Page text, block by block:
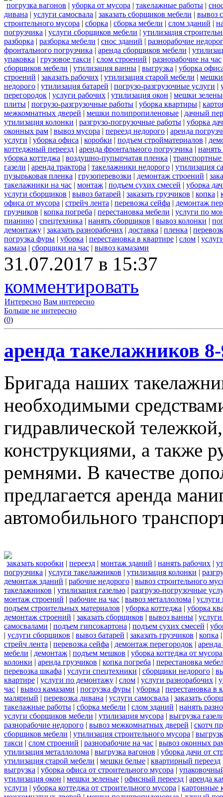
погрузка вагонов | уборка от мусора | такелажные работы |
дивана | услуги самосвала | заказать сборщиков мебели | вывоз
строительного мусора | сборка | сборка мебели | слом зданий |
погрузчика | услуги сборщиков мебели | утилизация
разборка | разборка мебели | снос зданий | разнорабочие
фронтального погрузчика | аренда сборщиков мебели |
упаковка | грузовое такси | слом строений | разнорабочие на час
сборщиков мебели | утилизация ванны | выгрузка | уборка
строений | заказать рабочих | утилизация старой мебели |
недорого | утилизация батарей | погрузо-разгрузочные услуги |
перегородок | услуги рабочих | утилизация окон | мешки
плиты | погрузо-разгрузочные работы | уборка квартиры |
межкомнатных дверей | мешки полипропиленовые | дачный
утилизация колонки | разгрузо-погрузочные работы | уборка
оконных рам | вывоз мусора | переезд недорого | аренда
услуги | уборка офиса | коробки | подъем стройматериалов |
коттеджный переезд | аренда фронтального погрузчика |
уборка коттеджа | воздушно-пупырчатая пленка | транспортные
газели | аренда трактора | такелажники недорого | утилизация
пузырьковая пленка | грузоперевозки | демонтаж строений |
такелажники на час | монтаж | подъем сухих смесей | уборка
услуги сборщиков | вывоз батарей | заказать грузчиков | копка |
офиса от мусора | стрейч лента | перевозка сейфа | демонтаж
грузчиков | копка погреба | перестановка мебели | услуги по
пианино | спецтехника | нанять сборщиков | вывоз колонки |
демонтажу | заказать разнорабочих | доставка | пленка |
погрузка фуры | уборка | перестановка в квартире | слом |
камаза | сборщики на час | вывоз камазами
31.07.2017 в 15:37
комментировать
Интересно Вам интересно
Больше не интересно
(0)
аренда такелажников
Бригада наших
необходимыми
гидравлической
конструкциями, а также
ремнями. В качестве
предлагается аренда
автомобильного
заказать коробки | переезд | монтаж зданий | нанять рабочих |
погрузчика | услуги такелажников | утилизация колонки |
демонтаж зданий | рабочие недорого | вывоз строительного
такелажников | утилизация газелью | разгрузо-погрузочные
монтаж строений | рабочие на час | вывоз металлолома | услуги
подъем строительных материалов | уборка коттеджа | уборка
демонтаж строений | заказать сборщиков | вывоз ванны |
самосвалами | подъем гипсокартона | подъем сухих смесей |
| услуги сборщиков | вывоз батарей | заказать грузчиков | копка
стрейч лента | перевозка сейфа | демонтаж перегородок |
мебели | демонтаж | подъем мешков | уборка коттеджа от мусора
колонки | аренда грузчиков | копка погреба | перестановка
перевозка шкафа | услуги спецтехники | сборщики недорого |
квартире | услуги по демонтажу | слом | услуги разнорабочих |
час | вывоз камазами | погрузка фуры | уборка | перестановка в
малярный | перевозка дивана | услуги самосвала | заказать
такелажные работы | сборка мебели | слом зданий | нанять
услуги сборщиков мебели | утилизация мусора | выгрузка
разнорабочие недорого | вывоз межкомнатных дверей | скотч
сборщиков мебели | утилизация строительного мусора |
такси | слом строений | разнорабочие на час | вывоз оконных
утилизация металлолома | выгрузка вагонов | уборка дачи от
утилизация старой мебели | мешки белые | квартирный переезд
выгрузка | уборка офиса от строительного мусора |
утилизация окон | мешки зеленые | офисный переезд | аренда
услуги | уборка коттеджа от строительного мусора | картонные